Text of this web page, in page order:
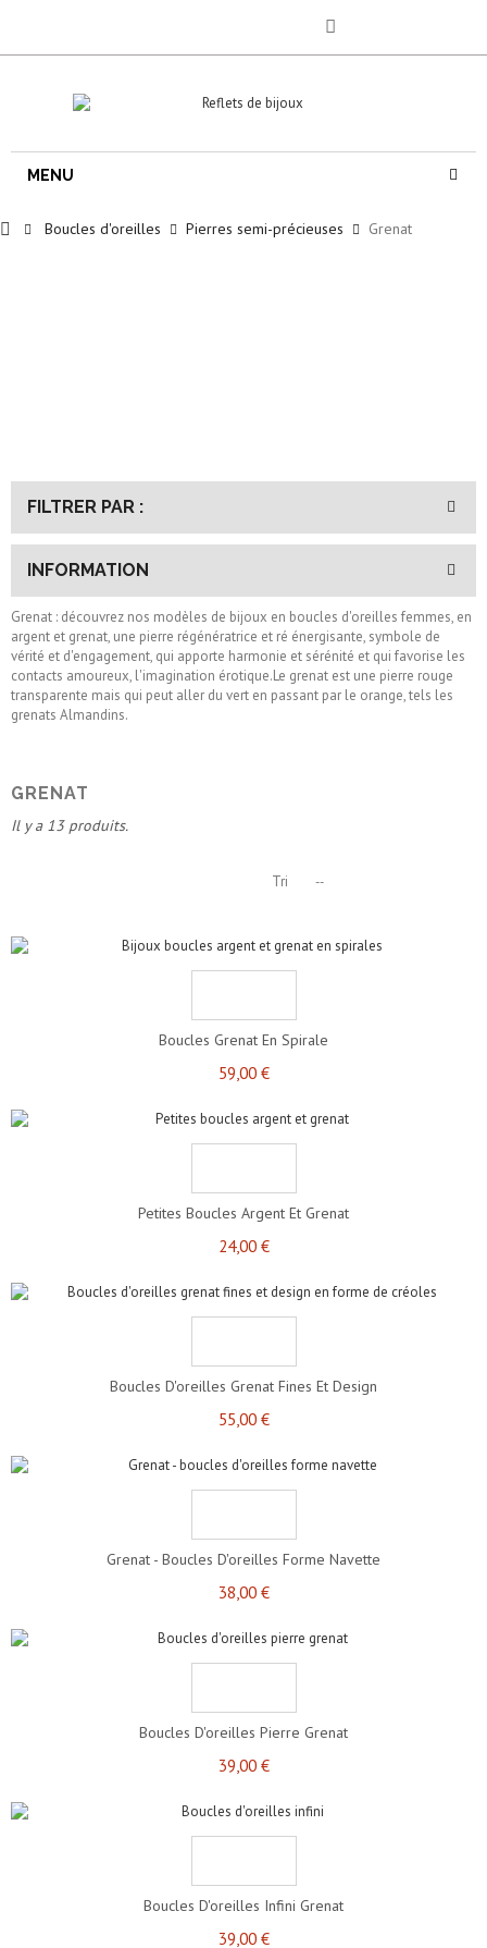
MENU
Boucles d'oreilles Pierres semi-précieuses Grenat
FILTRER PAR :
INFORMATION
Grenat : découvrez nos modèles de bijoux en boucles d'oreilles femmes, en
argent et grenat, une pierre régénératrice et ré énergisante, symbole de
vérité et d'engagement, qui apporte harmonie et sérénité et qui favorise les
contacts amoureux, l'imagination érotique.Le grenat est une pierre rouge
transparente mais qui peut aller du vert en passant par le orange, tels les
grenats Almandins.
GRENAT
Il y a 13 produits.
Tri --
Boucles Grenat En Spirale
59,00 €
Petites Boucles Argent Et Grenat
24,00 €
Boucles D'oreilles Grenat Fines Et Design
55,00 €
Grenat - Boucles D'oreilles Forme Navette
38,00 €
Boucles D'oreilles Pierre Grenat
39,00 €
Boucles D'oreilles Infini Grenat
39,00 €